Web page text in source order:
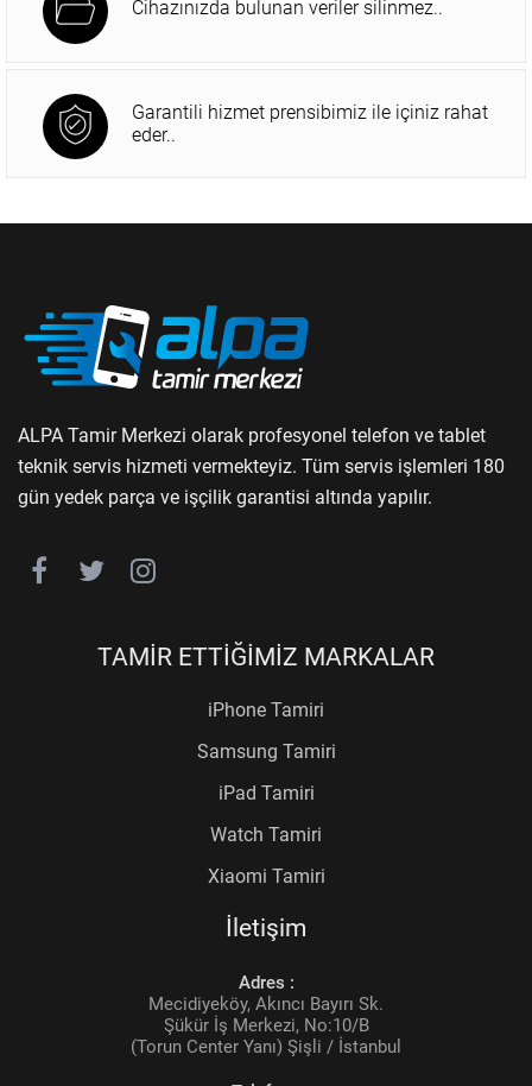
Cihazınızda bulunan veriler silinmez..
Garantili hizmet prensibimiz ile içiniz rahat
eder..
ALPA Tamir Merkezi olarak profesyonel telefon ve tablet
teknik servis hizmeti vermekteyiz. Tüm servis işlemleri 180
gün yedek parça ve işçilik garantisi altında yapılır.
TAMİR ETTİĞİMİZ MARKALAR
iPhone Tamiri
Samsung Tamiri
iPad Tamiri
Watch Tamiri
Xiaomi Tamiri
İletişim
Adres :
Mecidiyeköy, Akıncı Bayırı Sk.
Şükür İş Merkezi, No:10/B
(Torun Center Yanı) Şişli / İstanbul